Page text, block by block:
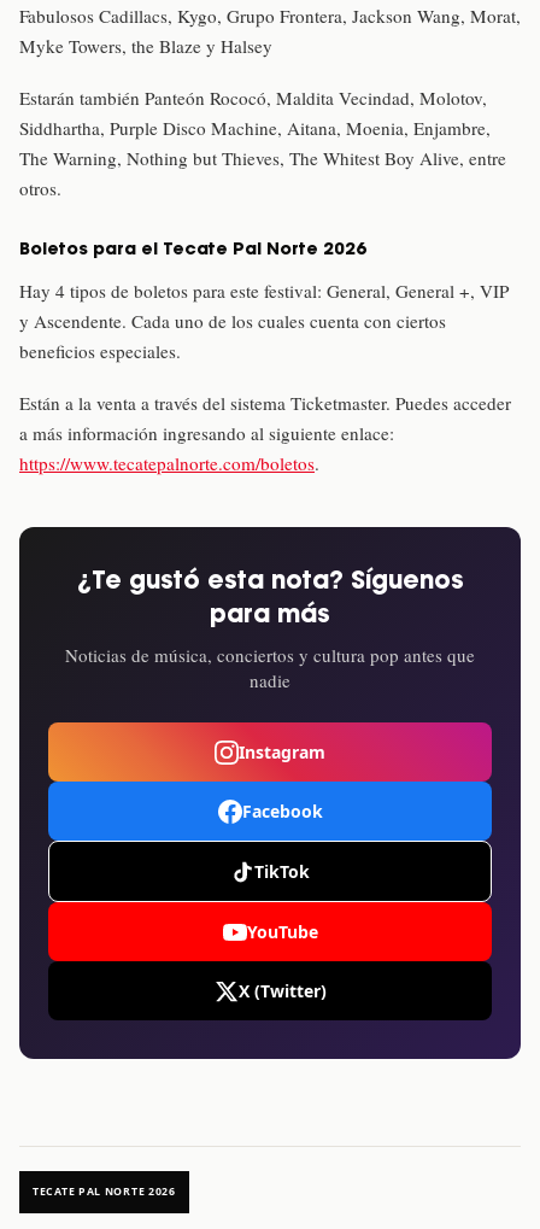
Fabulosos Cadillacs, Kygo, Grupo Frontera, Jackson Wang, Morat,
Myke Towers, the Blaze y Halsey
Estarán también Panteón Rococó, Maldita Vecindad, Molotov,
Siddhartha, Purple Disco Machine, Aitana, Moenia, Enjambre,
The Warning, Nothing but Thieves, The Whitest Boy Alive, entre
otros.
Boletos para el Tecate Pal Norte 2026
Hay 4 tipos de boletos para este festival: General, General +, VIP
y Ascendente. Cada uno de los cuales cuenta con ciertos
beneficios especiales.
Están a la venta a través del sistema Ticketmaster. Puedes acceder
a más información ingresando al siguiente enlace:
https://www.tecatepalnorte.com/boletos.
¿Te gustó esta nota? Síguenos
para más
Noticias de música, conciertos y cultura pop antes que
nadie
Instagram
Facebook
TikTok
YouTube
X (Twitter)
TECATE PAL NORTE 2026